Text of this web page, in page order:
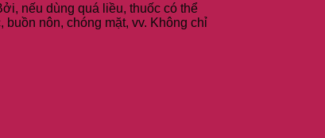
nếu dùng quá liều, thuốc có thể
nôn, chóng mặt, vv. Không chỉ